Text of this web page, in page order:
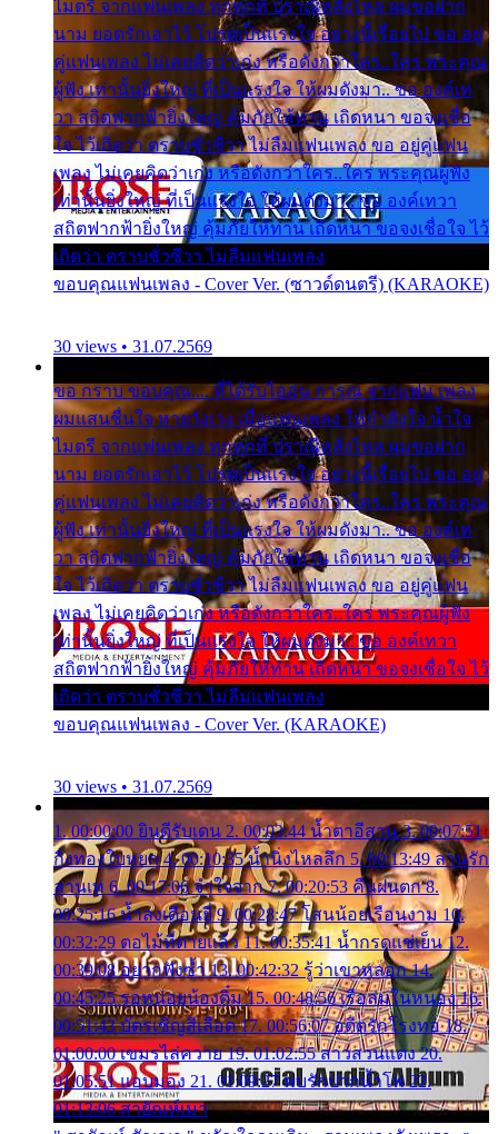
ไมตรี จากแฟนเพลง ทุกทุกที่ ปราณีหลั่งไหล ผมขอฝาก
นาม ยอดรักเอาไว้ โปรดเป็นแรงใจ อย่างนี้เรื่อยไป ขอ อยู่
คู่แฟนเพลง ไม่เคยคิดว่าเก่ง หรือดังกว่าใคร..ใคร พระคุณ
ผู้ฟัง เท่านั้นยิ่งใหญ่ ที่เป็นแรงใจ ให้ผมดังมา.. ขอ องค์เท
วา สถิตฟากฟ้ายิ่งใหญ่ คุ้มภัยให้ท่าน เถิดหนา ขอจงเชื่อ
ใจ ไว้เถิดว่า ตราบชั่วชีวา ไม่ลืมแฟนเพลง ขอ อยู่คู่แฟน
เพลง ไม่เคยคิดว่าเก่ง หรือดังกว่าใคร..ใคร พระคุณผู้ฟัง
เท่านั้นยิ่งใหญ่ ที่เป็นแรงใจ ให้ผมดังมา.. ขอ องค์เทวา
สถิตฟากฟ้ายิ่งใหญ่ คุ้มภัยให้ท่าน เถิดหนา ขอจงเชื่อใจ ไว้
เถิดว่า ตราบชั่วชีวา ไม่ลืมแฟนเพลง
ขอบคุณแฟนเพลง - Cover Ver. (ซาวด์ดนตรี) (KARAOKE)
30 views • 31.07.2569
ขอ กราบ ขอบคุณ.... ที่ได้รับไออุ่น การุณ จากแฟน เพลง
ผมแสนชื่นใจ หายวังเวง เมื่อแฟนเพลง ให้กำลังใจ น้ำใจ
ไมตรี จากแฟนเพลง ทุกทุกที่ ปราณีหลั่งไหล ผมขอฝาก
นาม ยอดรักเอาไว้ โปรดเป็นแรงใจ อย่างนี้เรื่อยไป ขอ อยู่
คู่แฟนเพลง ไม่เคยคิดว่าเก่ง หรือดังกว่าใคร..ใคร พระคุณ
ผู้ฟัง เท่านั้นยิ่งใหญ่ ที่เป็นแรงใจ ให้ผมดังมา.. ขอ องค์เท
วา สถิตฟากฟ้ายิ่งใหญ่ คุ้มภัยให้ท่าน เถิดหนา ขอจงเชื่อ
ใจ ไว้เถิดว่า ตราบชั่วชีวา ไม่ลืมแฟนเพลง ขอ อยู่คู่แฟน
เพลง ไม่เคยคิดว่าเก่ง หรือดังกว่าใคร..ใคร พระคุณผู้ฟัง
เท่านั้นยิ่งใหญ่ ที่เป็นแรงใจ ให้ผมดังมา.. ขอ องค์เทวา
สถิตฟากฟ้ายิ่งใหญ่ คุ้มภัยให้ท่าน เถิดหนา ขอจงเชื่อใจ ไว้
เถิดว่า ตราบชั่วชีวา ไม่ลืมแฟนเพลง
ขอบคุณแฟนเพลง - Cover Ver. (KARAOKE)
30 views • 31.07.2569
1. 00:00:00 ยินดีรับเดน 2. 00:03:44 น้ำตาอีสาน 3. 00:07:51
กิ่งทองใบหยก 4. 00:10:35 น้ำนิ่งไหลลึก 5. 00:13:49 ลานรัก
ลานเท 6. 00:17:06 จำใจจาก 7. 00:20:53 คืนฝนตก 8.
00:25:16 น้ำลงเดือนยี่ 9. 00:28:47 โสนน้อยเรือนงาม 10.
00:32:29 ตอไม้ที่ตายแล้ว 11. 00:35:41 น้ำกรดแช่เย็น 12.
00:39:08 อยากฟังซ้ำ 13. 00:42:32 รู้ว่าเขาหลอก 14.
00:45:25 รอหน่อยน้องติ๋ม 15. 00:48:56 เรือล่มในหนอง 16.
00:51:43 บัตรเชิญสีเลือด 17. 00:56:07 อดีตรักโรงทอ 18.
01:00:00 เขมรไล่ควาย 19. 01:02:55 สาวสวนแตง 20.
01:05:51 แอบมอง 21. 01:09:27 พบรักปากน้ำโพ 22.
01:13:06 สายัณห์เมา